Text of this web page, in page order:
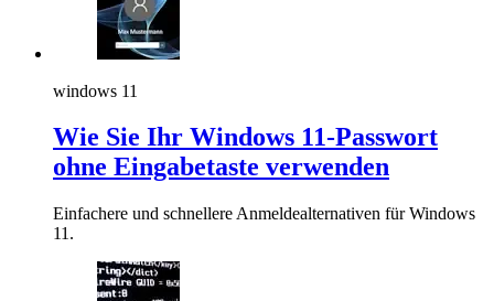
windows 11
Wie Sie Ihr Windows 11-Passwort
ohne Eingabetaste verwenden
Einfachere und schnellere Anmeldealternativen für Windows
11.